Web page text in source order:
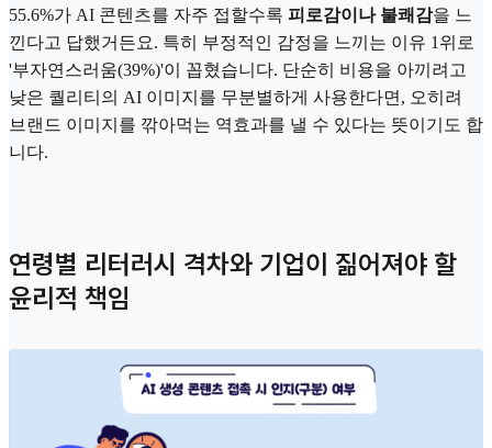
55.6%가 AI 콘텐츠를 자주 접할수록 피로감이나 불쾌감을 느
낀다고 답했거든요. 특히 부정적인 감정을 느끼는 이유 1위로
'부자연스러움(39%)'이 꼽혔습니다. 단순히 비용을 아끼려고
낮은 퀄리티의 AI 이미지를 무분별하게 사용한다면, 오히려
브랜드 이미지를 깎아먹는 역효과를 낼 수 있다는 뜻이기도 합
니다.
연령별 리터러시 격차와 기업이 짊어져야 할
윤리적 책임